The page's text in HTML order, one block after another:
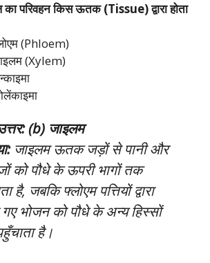
का परिवहन किस ऊतक (Tissue) द्वारा होता
(Phloem)
(Xylem)
(b) जाइलम
जाइलम ऊतक जड़ों से पानी और
को पौधे के ऊपरी भागों तक
है, जबकि फ्लोएम पत्तियों द्वारा
गए भोजन को पौधे के अन्य हिस्सों
है।